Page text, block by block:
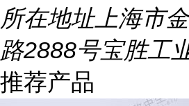
所在地址上海市
路2888号宝胜工
推荐产品